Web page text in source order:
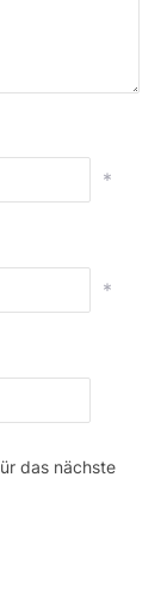
*
*
das nächste